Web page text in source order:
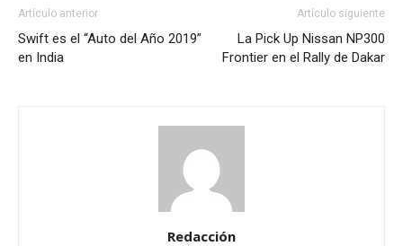
Artículo anterior
Swift es el “Auto del Año 2019”
en India
Artículo siguiente
La Pick Up Nissan NP300
Frontier en el Rally de Dakar
Redacción